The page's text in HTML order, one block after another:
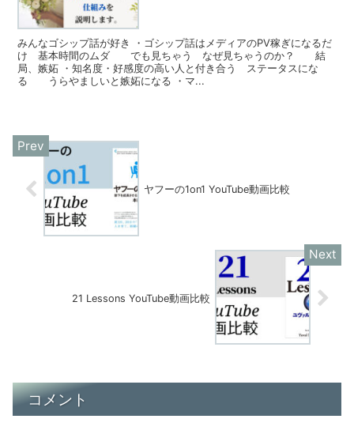
みんなゴシップ話が好き ・ゴシップ話はメディアのPV稼ぎになるだ
け 基本時間のムダ でも見ちゃう なぜ見ちゃうのか？ 結
局、嫉妬 ・知名度・好感度の高い人と付き合う ステータスにな
る うらやましいと嫉妬になる ・マ...
ヤフーの1on1 YouTube動画比較
21 Lessons YouTube動画比較
コメント